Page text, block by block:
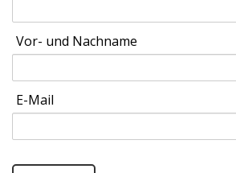
Vor- und Nachname
E-Mail